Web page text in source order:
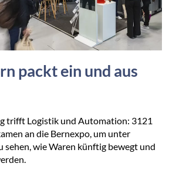
packt ein und aus
trifft Logistik und Automation: 3121
an die Bernexpo, um unter
sehen, wie Waren künftig bewegt und